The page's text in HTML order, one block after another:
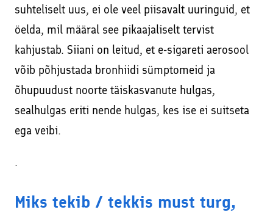
suhteliselt uus, ei ole veel piisavalt uuringuid, et
öelda, mil määral see pikaajaliselt tervist
kahjustab. Siiani on leitud, et e-sigareti aerosool
võib põhjustada bronhiidi sümptomeid ja
õhupuudust noorte täiskasvanute hulgas,
sealhulgas eriti nende hulgas, kes ise ei suitseta
ega veibi.
.
Miks tekib / tekkis must turg,